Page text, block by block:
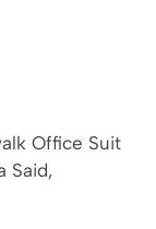
Office Suit
Said,